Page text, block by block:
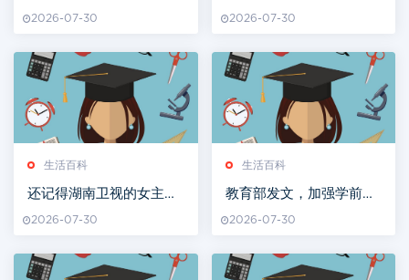
新手也能当大厨
2026-07-30 2026-07-30
生活百科
还记得湖南卫视的女主持
变成这样了
2026-07-30
生活百科
教育部发文，加强学前儿
2026-07-30